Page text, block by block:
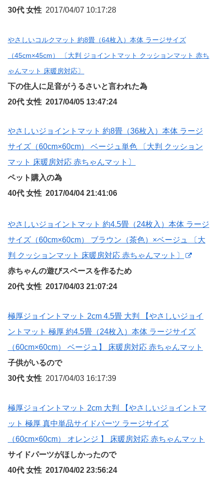
30代 女性 2017/04/07 10:17:28
やさしいコルクマット 約8畳（64枚入）本体 ラージサイズ
（45cm×45cm） 〔大判 ジョイントマット クッションマット 赤ち
ゃんマット 床暖房対応〕
下の住人に足音がうるさいと言われた為
20代 女性 2017/04/05 13:47:24
やさしいジョイントマット 約8畳（36枚入）本体 ラージ
サイズ（60cm×60cm） ベージュ単色 〔大判 クッション
マット 床暖房対応 赤ちゃんマット〕
ペット購入の為
40代 女性 2017/04/04 21:41:06
やさしいジョイントマット 約4.5畳（24枚入）本体 ラージ
サイズ（60cm×60cm） ブラウン（茶色）×ベージュ 〔大
判 クッションマット 床暖房対応 赤ちゃんマット〕
赤ちゃんの遊びスペースを作るため
20代 女性 2017/04/03 21:07:24
極厚ジョイントマット 2cm 4.5畳 大判 【やさしいジョイ
ントマット 極厚 約4.5畳（24枚入）本体 ラージサイズ
（60cm×60cm） ベージュ】 床暖房対応 赤ちゃんマット
子供がいるので
30代 女性 2017/04/03 16:17:39
極厚ジョイントマット 2cm 大判 【やさしいジョイントマ
ット 極厚 真中単品サイドパーツ ラージサイズ
（60cm×60cm） オレンジ 】 床暖房対応 赤ちゃんマット
サイドパーツがほしかったので
40代 女性 2017/04/02 23:56:24